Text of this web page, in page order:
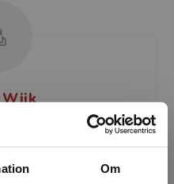
Om
Wiik
(JMG),